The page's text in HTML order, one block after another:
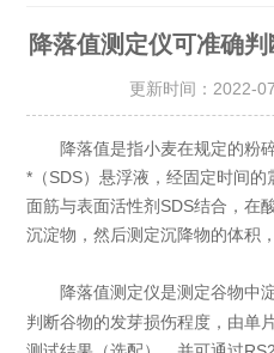
降落值测定仪可准确
更新时间：2022-
降落值是指小麦在规定的粉
*（SDS）悬浮液，经固定时间
面筋与表面活性剂SDS结合，在
沉淀物，然后测定沉降物的体积
降落值测定仪是测定谷物中
判断谷物的发芽损伤程度，由单